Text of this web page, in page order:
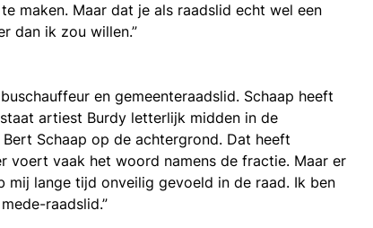
maken. Maar dat je als raadslid echt wel een
dan ik zou willen.”
en gemeenteraadslid. Schaap heeft
artiest Burdy letterlijk midden in de
Schaap op de achtergrond. Dat heeft
voert vaak het woord namens de fractie. Maar er
mij lange tijd onveilig gevoeld in de raad. Ik ben
raadslid.”